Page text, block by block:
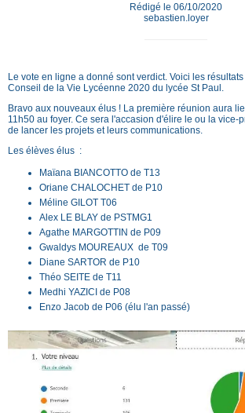
Rédigé le 06/10/2020
sebastien.loyer
Le vote en ligne a donné sont verdict. Voici les
Conseil de la Vie Lycéenne 2020 du lycée St Paul.
Bravo aux nouveaux élus ! La première réunion aura
11h50 au foyer. Ce sera l'accasion d'élire le ou la vice-
de lancer les projets et leurs communications.
Les élèves élus :
Maïana BIANCOTTO de T13
Oriane CHALOCHET de P10
Méline GILOT T06
Alex LE BLAY de PSTMG1
Agathe MARGOTTIN de P09
Gwaldys MOUREAUX de T09
Diane SARTOR de P10
Théo SEITE de T11
Medhi YAZICI de P08
Enzo Jacob de P06 (élu l'an passé)